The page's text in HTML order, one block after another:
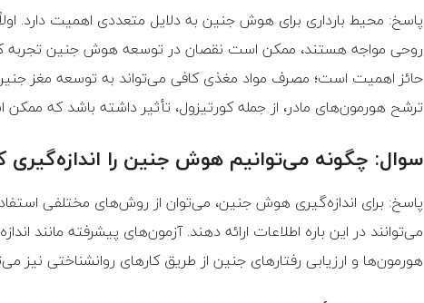
پاسخ: محیط بارداری برای هوش جنین به دلایل متعددی اهمیت دارد.
روحی مواجه هستند، ممکن است نقصان در توسعه هوش جنین تجربه
حائز اهمیت است؛ مصرف مواد مغذی کافی می‌تواند به توسعه مغز
ترشح هورمون‌های مادر، از جمله کورتیزول، تأثیر داشته باشد که
سوال: چگونه می‌توانیم هوش جنین را اندازه‌گیری
پاسخ: برای اندازه‌گیری هوش جنین، می‌توان از روش‌های مختلفی
می‌توانند در این باره اطلاعات ارائه دهند. آزمون‌های پیشرفته مانند
هورمون‌ها و ارزیابی رفتارهای جنین از طریق کارهای روانشناختی نیز